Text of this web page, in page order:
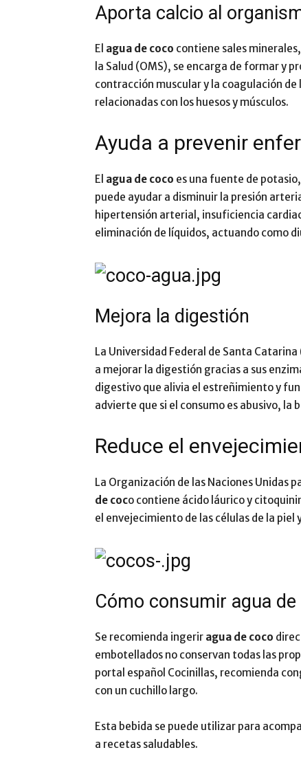
Aporta calcio al
El agua de coco contiene sales
la Salud (OMS), se encarga de formar y
contracción muscular y la coagulación
relacionadas con los huesos y músculos.
Ayuda a prevenir
El agua de coco es una fuente de
puede ayudar a disminuir la presión
hipertensión arterial, insuficiencia
eliminación de líquidos, actuando como
Mejora la digestión
La Universidad Federal de Santa
a mejorar la digestión gracias a sus
digestivo que alivia el estreñimiento y
advierte que si el consumo es abusivo,
Reduce el
La Organización de las Naciones Unidas
de coco contiene ácido láurico y
el envejecimiento de las células de la piel
Cómo consumir agua
Se recomienda ingerir agua de coco
embotellados no conservan todas las
portal español Cocinillas, recomienda
con un cuchillo largo.
Esta bebida se puede utilizar para
a recetas saludables.